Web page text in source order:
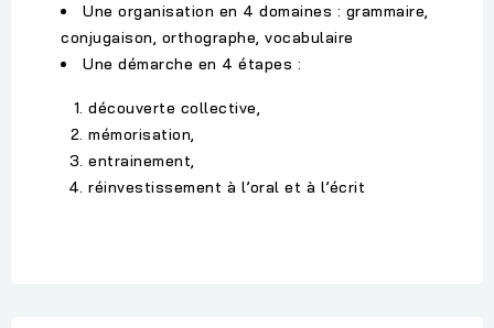
Une organisation en 4 domaines : grammaire,
conjugaison, orthographe, vocabulaire
Une démarche en 4 étapes :
découverte collective,
mémorisation,
entrainement,
réinvestissement à l’oral et à l’écrit